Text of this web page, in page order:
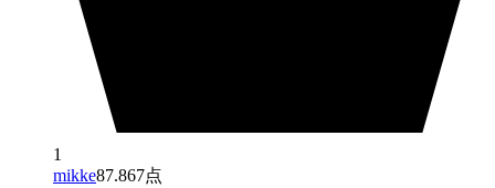
1
mikke87.867点